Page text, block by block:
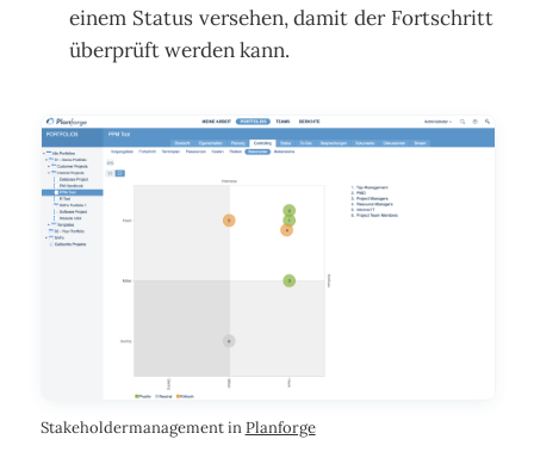
einem Status versehen, damit der Fortschritt
überprüft werden kann.
Stakeholdermanagement inPlanforge